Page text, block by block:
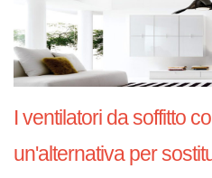
I ventilatori da soffitto
un'alternativa per